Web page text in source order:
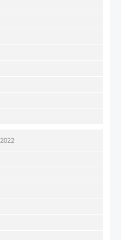
2022